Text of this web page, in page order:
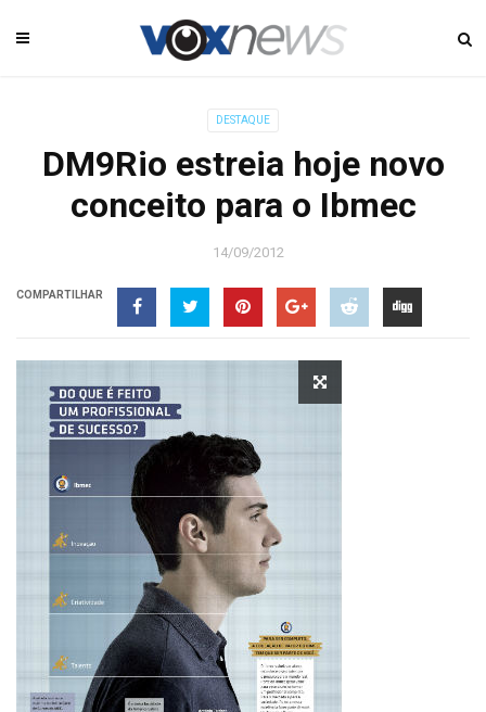
DESTAQUE
DM9Rio estreia hoje novo
conceito para o Ibmec
14/09/2012
COMPARTILHAR